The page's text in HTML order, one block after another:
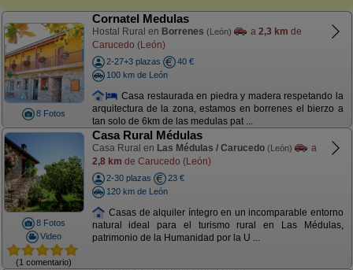
8 Fotos
Cornatel Medulas
Hostal Rural en Borrenes (León) a 2,3 km de
Carucedo (León)
2-27+3 plazas
40 €
100 km de León
Casa restaurada en piedra y madera respetando la
arquitectura de la zona, estamos en borrenes el bierzo a
tan solo de 6km de las medulas pat ...
8 Fotos
Video
(1 comentario)
Casa Rural Médulas
Casa Rural en Las Médulas / Carucedo (León)
a
2,8 km de Carucedo (León)
2-30 plazas
23 €
120 km de León
Casas de alquiler íntegro en un incomparable entorno
natural ideal para el turismo rural en Las Médulas,
patrimonio de la Humanidad por la U ...